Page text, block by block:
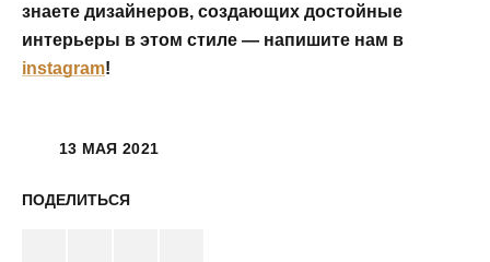
знаете дизайнеров, создающих достойные
интерьеры в этом стиле — напишите нам в
instagram!
13 МАЯ 2021
ПОДЕЛИТЬСЯ